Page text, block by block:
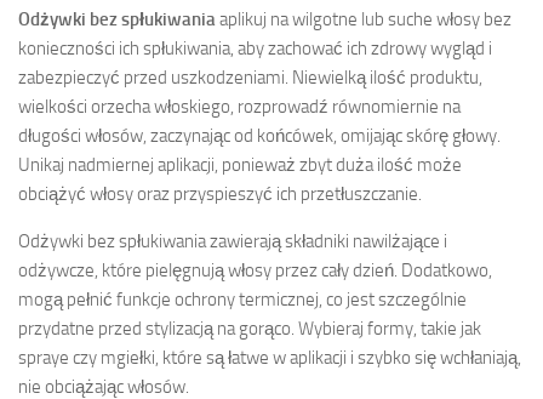
Odżywki bez spłukiwania aplikuj na wilgotne lub suche włosy bez
konieczności ich spłukiwania, aby zachować ich zdrowy wygląd i
zabezpieczyć przed uszkodzeniami. Niewielką ilość produktu,
wielkości orzecha włoskiego, rozprowadź równomiernie na
długości włosów, zaczynając od końcówek, omijając skórę głowy.
Unikaj nadmiernej aplikacji, ponieważ zbyt duża ilość może
obciążyć włosy oraz przyspieszyć ich przetłuszczanie.
Odżywki bez spłukiwania zawierają składniki nawilżające i
odżywcze, które pielęgnują włosy przez cały dzień. Dodatkowo,
mogą pełnić funkcje ochrony termicznej, co jest szczególnie
przydatne przed stylizacją na gorąco. Wybieraj formy, takie jak
spraye czy mgiełki, które są łatwe w aplikacji i szybko się wchłaniają,
nie obciążając włosów.